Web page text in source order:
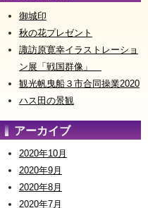
御城印
秋の花プレゼント
諏訪原寛幸イラストレーショ
ン展「戦国群像」
観光帆曳船３市合同操業2020
ハス田の景観
アーカイブ
2020年10月
2020年9月
2020年8月
2020年7月